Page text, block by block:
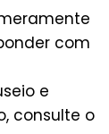
com
e
consulte o